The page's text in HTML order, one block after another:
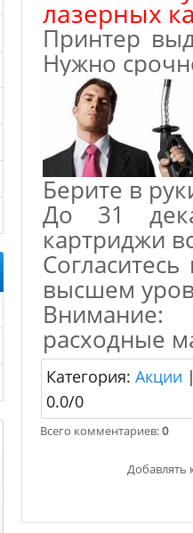
лазерных
Принтер
Нужно
Берите в
До 31
картриджи
высшем
расходные
Категория: Акции
0.0/0
Всего комментариев:0
Добавлять